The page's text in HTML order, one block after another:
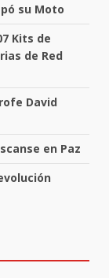
su Moto
Kits de
de Red
David
en Paz